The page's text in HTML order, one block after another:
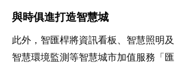
與時俱進打造智慧城
此外，智匯桿將資訊看板、智慧照明及
智慧環境監測等智慧城市加值服務「匯